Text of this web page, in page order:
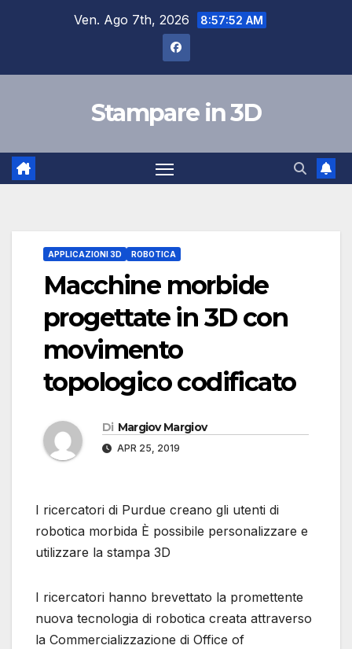
Ven. Ago 7th, 2026 8:57:53 AM
Stampare in 3D
APPLICAZIONI 3D ROBOTICA
Macchine morbide
progettate in 3D con
movimento
topologico codificato
Di Margiov Margiov
APR 25, 2019
I ricercatori di Purdue creano gli utenti di
robotica morbida È possibile personalizzare e
utilizzare la stampa 3D
I ricercatori hanno brevettato la promettente
nuova tecnologia di robotica creata attraverso
la Commercializzazione di Office of